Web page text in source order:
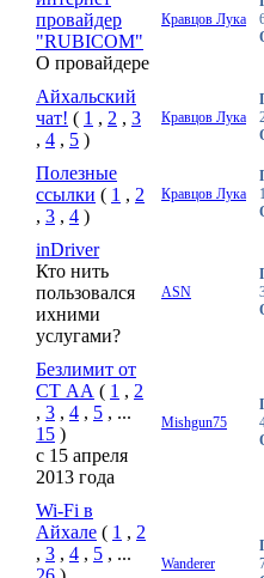
провайдер
"RUBICOM"
О провайдере
Кравцов Лука
Айхальский
чат! ( 1 , 2 , 3
, 4 , 5 )
Кравцов Лука
Полезные
ссылки ( 1 , 2
, 3 , 4 )
Кравцов Лука
inDriver
Кто нить
пользовался
ихними
услугами?
ASN
Безлимит от
СТ АА ( 1 , 2
, 3 , 4 , 5 , ...
15 )
с 15 апреля
2013 года
Mishgun75
Wi-Fi в
Айхале ( 1 , 2
, 3 , 4 , 5 , ...
Wanderer